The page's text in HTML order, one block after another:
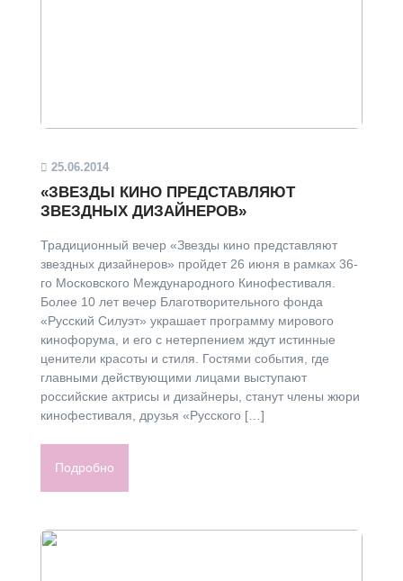
25.06.2014
«ЗВЕЗДЫ КИНО ПРЕДСТАВЛЯЮТ
ЗВЕЗДНЫХ ДИЗАЙНЕРОВ»
Традиционный вечер «Звезды кино представляют
звездных дизайнеров» пройдет 26 июня в рамках 36-
го Московского Международного Кинофестиваля.
Более 10 лет вечер Благотворительного фонда
«Русский Силуэт» украшает программу мирового
кинофорума, и его с нетерпением ждут истинные
ценители красоты и стиля. Гостями события, где
главными действующими лицами выступают
российские актрисы и дизайнеры, станут члены жюри
кинофестиваля, друзья «Русского […]
Подробно